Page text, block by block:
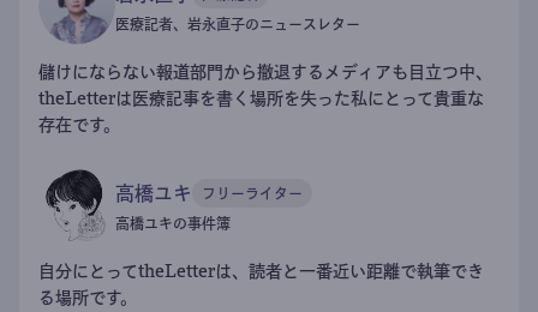
医療記者、岩永直子のニュースレター
儲けにならない報道部門から撤退するメディアも目立つ中、
theLetterは医療記事を書く場所を失った私にとって貴重な
存在です。
高橋ユキ フリーライター
高橋ユキの事件簿
自分にとってtheLetterは、読者と一番近い距離で執筆でき
る場所です。